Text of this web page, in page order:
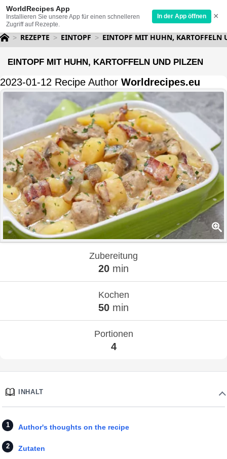
WorldRecipes App
Installieren Sie unsere App für einen schnelleren
Zugriff auf Rezepte.
In der App öffnen ×
REZEPTE EINTOPF EINTOPF MIT HUHN, KARTOFFELN
EINTOPF MIT HUHN, KARTOFFELN UND PILZEN
2023-01-12 Recipe Author Worldrecipes.eu
Zubereitung
20 min
Kochen
50 min
Portionen
4
INHALT
Author's thoughts on the recipe
Zutaten